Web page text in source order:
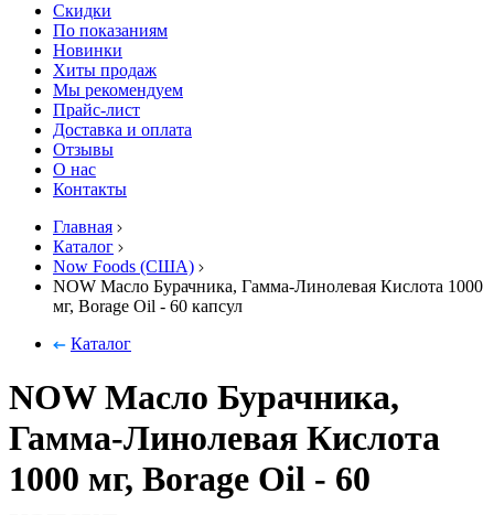
Скидки
По показаниям
Новинки
Хиты продаж
Мы рекомендуем
Прайс-лист
Доставка и оплата
Отзывы
О нас
Контакты
Главная
Каталог
Now Foods (США)
NOW Масло Бурачника, Гамма-Линолевая Кислота 1000
мг, Borage Oil - 60 капсул
Каталог
NOW Масло Бурачника,
Гамма-Линолевая Кислота
1000 мг, Borage Oil - 60